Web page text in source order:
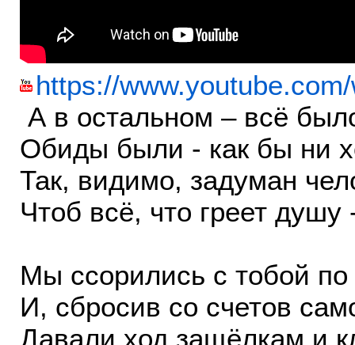
https://
А в остальном – всё
Обиды были - как бы ни
Так, видимо, задуман
Чтоб всё, что греет душу
Мы ссорились с тобой
И, сбросив со счетов
Давали ход защёлкам и